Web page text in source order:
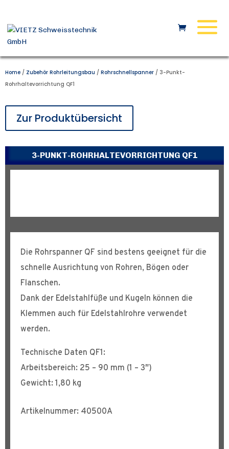
Home / Zubehör Rohrleitungsbau / Rohrschnellspanner / 3-Punkt-
Rohrhaltevorrichtung QF1
Zur Produktübersicht
3-PUNKT-ROHRHALTEVORRICHTUNG QF1
Die Rohrspanner QF sind bestens geeignet für die
schnelle Ausrichtung von Rohren, Bögen oder
Flanschen.
Dank der Edelstahlfüße und Kugeln können die
Klemmen auch für Edelstahlrohre verwendet
werden.
Technische Daten QF1:
Arbeitsbereich: 25 – 90 mm (1 – 3″)
Gewicht: 1,80 kg
Artikelnummer: 40500A